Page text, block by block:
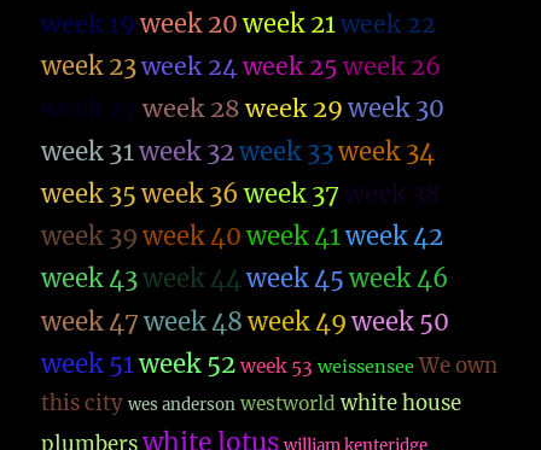
week 19 week 20 week 21week 22
week 23week 24week 25 week 26
week 27 week 28 week 29 week 30
week 31week 32week 33week 34
week 35 week 36 week 37 week 38
week 39 week 40 week 41week 42
week 43week 44week 45 week 46
week 47 week 48 week 49 week 50
week 51week 52 week 53 weissensee We own
this city wes anderson westworld white house
plumbers white lotus